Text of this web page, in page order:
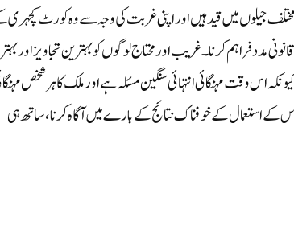
جیلوں میں قید ہیں اور اپنی غربت کی وجہ سے وہ کورٹ
مدد فراہم کرنا۔غریب اور محتاج لوگوں کو بہترین تجاویز اور
اس وقت مہنگائی انتہائی سنگین مسئلہ ہے اور ملک کا ہر شخص
کے استعمال کے خوفناک نتائج کے بارے میں آگاہ کرنا، ساتھ ہی